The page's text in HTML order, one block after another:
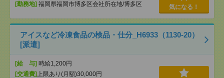
[勤務地] 福岡県福岡市博多区会社所在地/博多区 気になる！
アイスなど冷凍食品の検品・仕分_H6933（1130-20）
[派遣]
[給 与] 時給1,200円
[交通費] 上限あり(月額)30,000円